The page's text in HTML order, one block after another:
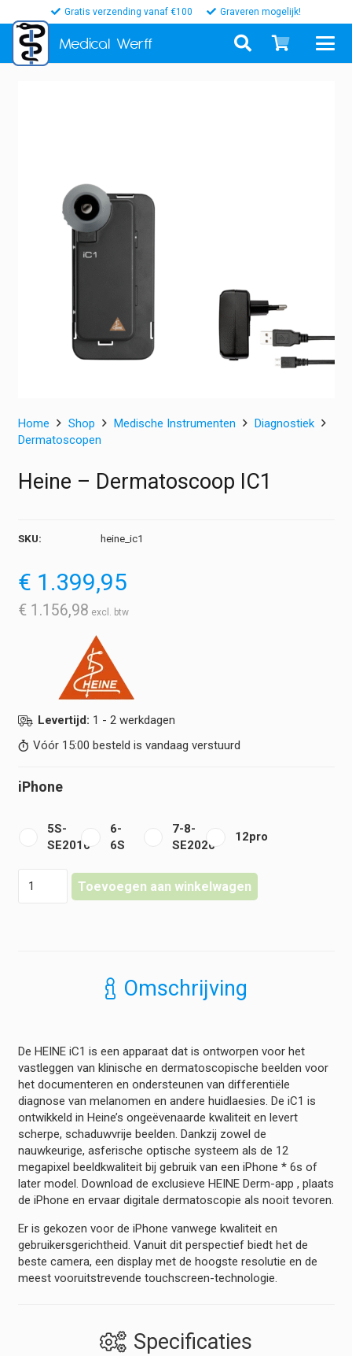
Gratis verzending vanaf €100 Graveren mogelijk!
Medical Werff
Home Shop Medische Instrumenten
Diagnostiek
Dermatoscopen
Heine – Dermatoscoop IC1
SKU: heine_ic1
€ 1.399,95
€ 1.156,98
Levertijd: 1 - 2 werkdagen
Vóór 15:00 besteld is vandaag verstuurd
iPhone
5S-
SE2016
6-
6S
7-8-
SE2020
12pro
Toevoegen aan winkelwagen
Omschrijving
De HEINE iC1 is een apparaat dat is ontworpen voor het
vastleggen van klinische en dermatoscopische beelden voor
het documenteren en ondersteunen van differentiële
diagnose van melanomen en andere huidlaesies. De iC1 is
ontwikkeld in Heine’s ongeëvenaarde kwaliteit en levert
scherpe, schaduwvrije beelden. Dankzij zowel de
nauwkeurige, asferische optische systeem als de 12
megapixel beeldkwaliteit bij gebruik van een iPhone * 6s of
later model. Download de exclusieve HEINE Derm-app , plaats
de iPhone en ervaar digitale dermatoscopie als nooit tevoren.
Er is gekozen voor de iPhone vanwege kwaliteit en
gebruikersgerichtheid. Vanuit dit perspectief biedt het de
beste camera, een display met de hoogste resolutie en de
meest vooruitstrevende touchscreen-technologie.
Specificaties